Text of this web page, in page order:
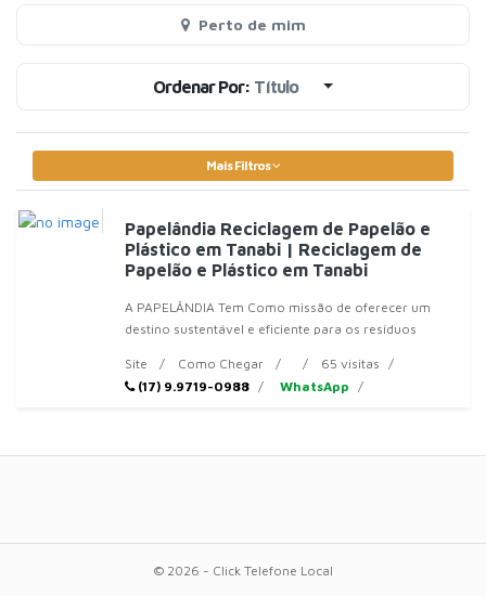
Perto de mim
Ordenar Por: Título
Mais Filtros
Papelândia Reciclagem de Papelão e
Plástico em Tanabi | Reciclagem de
Papelão e Plástico em Tanabi
A PAPELÂNDIA Tem Como missão de oferecer um
destino sustentável e eficiente para os resíduos
Site
Como Chegar
65 visitas
(17) 9.9719-0988
WhatsApp
© 2026 - Click Telefone Local